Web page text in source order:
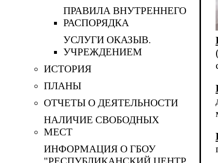
ПРАВИЛА ВНУТРЕННЕГО
РАСПОРЯДКА
УСЛУГИ ОКАЗЫВ.
УЧРЕЖДЕНИЕМ
ИСТОРИЯ
ПЛАНЫ
ОТЧЕТЫ О ДЕЯТЕЛЬНОСТИ
НАЛИЧИЕ СВОБОДНЫХ
МЕСТ
ИНФОРМАЦИЯ О ГБОУ